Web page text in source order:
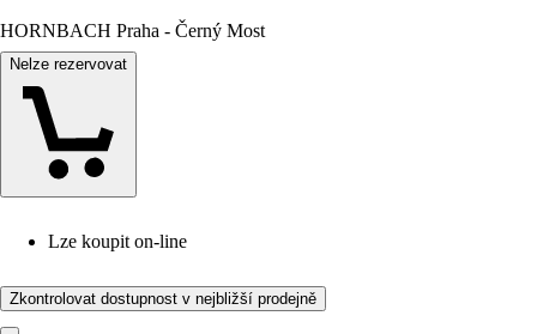
HORNBACH Praha - Černý Most
Nelze rezervovat
Lze koupit on-line
Zkontrolovat dostupnost v nejbližší prodejně